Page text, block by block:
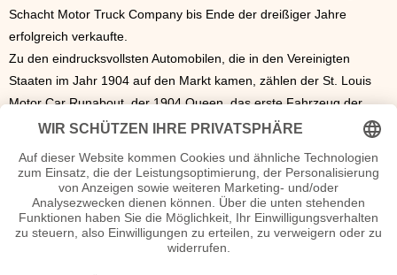
Schacht Motor Truck Company bis Ende der dreißiger Jahre
erfolgreich verkaufte.
Zu den eindrucksvollsten Automobilen, die in den Vereinigten
Staaten im Jahr 1904 auf den Markt kamen, zählen der St. Louis
Motor Car Runabout, der 1904 Queen, das erste Fahrzeug der
Detroiter C. H. Blomstrom Motor Company, der elegante, mit vier
Indiananapolis ansässigen Studebaker Corporation sowie der 1904
Welch Model 4-0 Closed Coupled Touring, den die Welch Company
aus Pontiac anfertigte. Das Jahr brachte auch eine Vielzahl von
luxuriösen Modellen wie den Buick Touring, den 1904 Waltham